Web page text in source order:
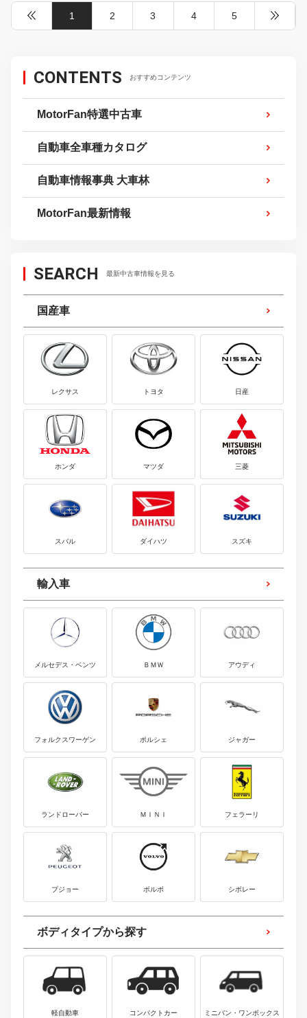
1 2 3 4 5
CONTENTS おすすめコンテンツ
MotorFan特選中古車
自動車全車種カタログ
自動車情報事典 大車林
MotorFan最新情報
SEARCH 最新中古車情報を見る
国産車
レクサス トヨタ 日産
ホンダ マツダ 三菱
スバル ダイハツ スズキ
輸入車
メルセデス・ベンツ ＢＭＷ アウディ
フォルクスワーゲン ポルシェ ジャガー
ランドローバー ＭＩＮＩ フェラーリ
プジョー ボルボ シボレー
ボディタイプから探す
軽自動車 コンパクトカー ミニバン・ワンボックス